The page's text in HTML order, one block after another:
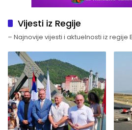
Vijesti iz Regije
– Najnovije vijesti i aktuelnosti iz regije